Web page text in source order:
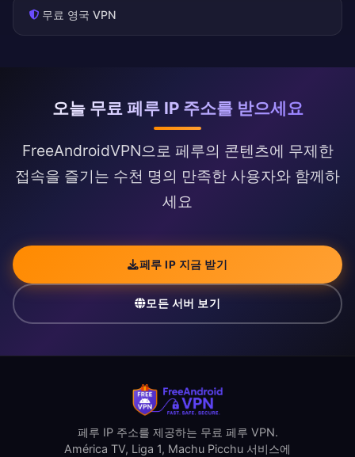
무료 영국 VPN
오늘 무료 페루 IP 주소를 받으세요
FreeAndroidVPN으로 페루의 콘텐츠에 무제한
접속을 즐기는 수천 명의 만족한 사용자와 함께하
세요
페루 IP 지금 받기
모든 서버 보기
페루 IP 주소를 제공하는 무료 페루 VPN.
América TV, Liga 1, Machu Picchu 서비스에